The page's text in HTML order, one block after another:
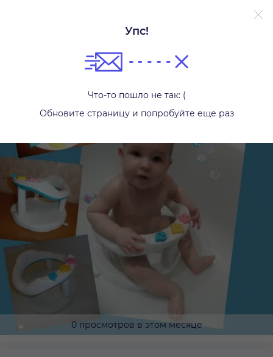
Упс!
Что-то пошло не так: (
Обновите страницу и попробуйте еще раз
0 просмотров в этом месяце